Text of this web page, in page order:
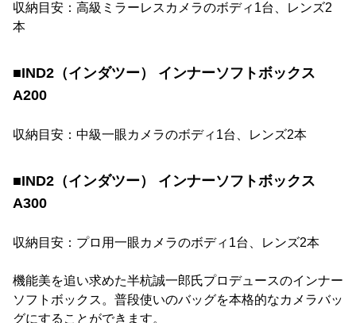
収納目安：高級ミラーレスカメラのボディ1台、レンズ2
本
■IND2（インダツー） インナーソフトボックス
A200
収納目安：中級一眼カメラのボディ1台、レンズ2本
■IND2（インダツー） インナーソフトボックス
A300
収納目安：プロ用一眼カメラのボディ1台、レンズ2本
機能美を追い求めた半杭誠一郎氏プロデュースのインナー
ソフトボックス。普段使いのバッグを本格的なカメラバッ
グにすることができます。